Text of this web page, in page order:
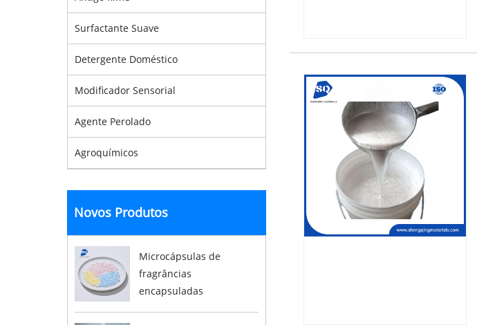
Surfactante Suave
Detergente Doméstico
Modificador Sensorial
Agente Perolado
Agroquímicos
Novos Produtos
Microcápsulas de
fragrâncias
encapsuladas